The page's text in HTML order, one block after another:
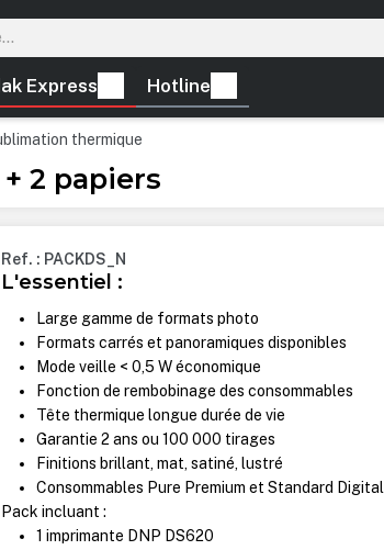
Express Hotline
thermique
2 papiers
Ref. : PACKDS_N
L'essentiel :
Large gamme de formats photo
Formats carrés et panoramiques disponibles
Mode veille < 0,5 W économique
Fonction de rembobinage des consommables
Tête thermique longue durée de vie
Garantie 2 ans ou 100 000 tirages
Finitions brillant, mat, satiné, lustré
Consommables Pure Premium et Standard Digital
Pack incluant :
1 imprimante DNP DS620